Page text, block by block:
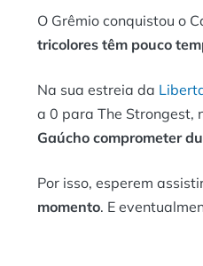
O Grêmio conquistou o
tricolores têm pouco
Na sua estreia da
a 0 para The Strongest,
Gaúcho comprometer
Por isso, esperem
momento. E